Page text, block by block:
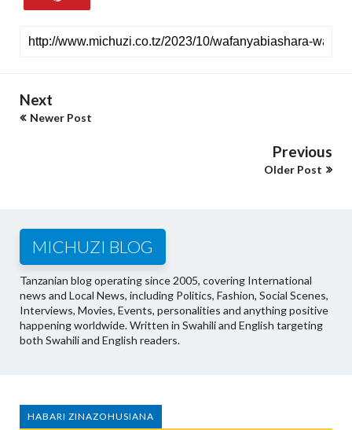
Next
Newer Post
Previous
Older Post
MICHUZI BLOG
Tanzanian blog operating since 2005, covering International
news and Local News, including Politics, Fashion, Social Scenes,
Interviews, Movies, Events, personalities and anything positive
happening worldwide. Written in Swahili and English targeting
both Swahili and English readers.
HABARI ZINAZOHUSIANA